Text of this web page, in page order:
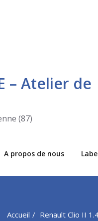
– Atelier de
(87)
A propos de nous
Accueil Renault Clio II